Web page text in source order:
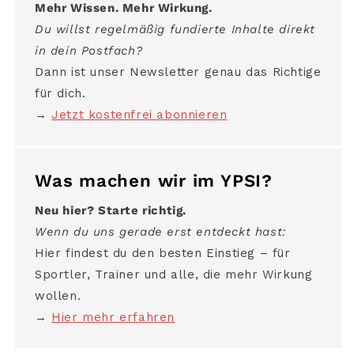
Mehr Wissen. Mehr Wirkung.
Du willst regelmäßig fundierte Inhalte direkt
in dein Postfach?
Dann ist unser Newsletter genau das Richtige
für dich.
→Jetzt kostenfrei abonnieren
Was machen wir im YPSI?
Neu hier? Starte richtig.
Wenn du uns gerade erst entdeckt hast:
Hier findest du den besten Einstieg – für
Sportler, Trainer und alle, die mehr Wirkung
wollen.
→ Hier mehr erfahren